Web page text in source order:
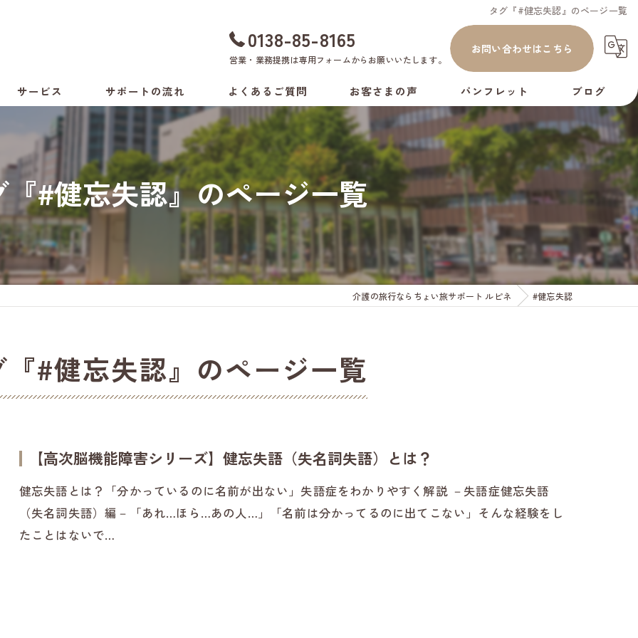
タグ『#健忘失認』のページ一覧
0138-85-8165
営業・業務提携は専用フォームからお願いいたします。
お問い合わせはこちら
サービス
ちょい旅サポート
付き添いサービス
介助方法の相談
生活環境の相談
病院の付き添いサービス
健康支援サービス
サポートの流れ
料金表
よくあるご質問 お客さまの声 パンフレット ブログ
コラム
『#健忘失認』のページ一覧
介護の旅行ならちょい旅サポート ルピネ #健忘失認
#健忘失認』のページ一覧
【高次脳機能障害シリーズ】健忘失語（失名詞失語）とは？
健忘失語とは？「分かっているのに名前が出ない」失語症をわかりやすく解説 －失語症健忘失語
（失名詞失語）編－「あれ…ほら…あの人…」「名前は分かってるのに出てこない」そんな経験をし
たことはないで…